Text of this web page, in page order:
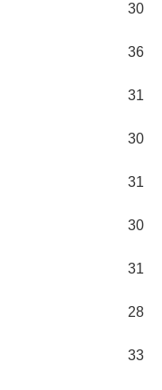
30
36
31
30
31
30
31
28
33